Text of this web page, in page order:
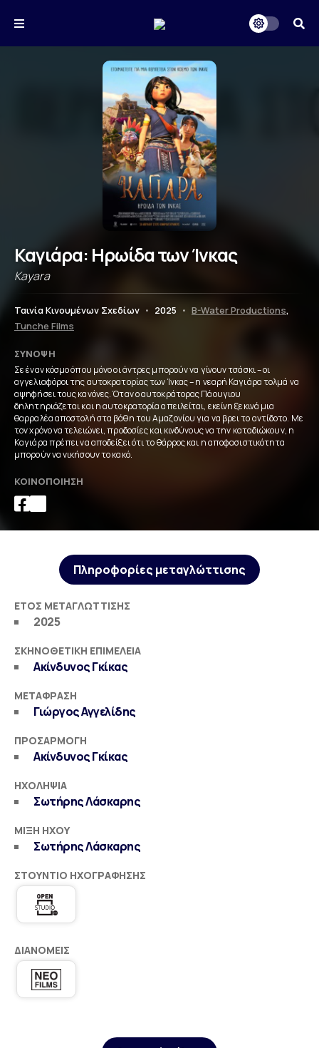
Καγιάρα: Ηρωίδα των Ίνκας
Kayara
Ταινία Κινουμένων Σχεδίων • 2025 • B-Water Productions,
Tunche Films
ΣΎΝΟΨΗ
Σε έναν κόσμο όπου μόνο οι άντρες μπορούν να γίνουν τσάσκι – οι
αγγελιαφόροι της αυτοκρατορίας των Ίνκας – η νεαρή Καγιάρα τολμά να
αψηφήσει τους κανόνες. Όταν ο αυτοκράτορας Πάουγιου
δηλητηριάζεται και η αυτοκρατορία απειλείται, εκείνη ξεκινά μια
θαρραλέα αποστολή στα βάθη του Αμαζονίου για να βρει το αντίδοτο. Με
τον χρόνο να τελειώνει, προδοσίες και κινδύνους να την καταδιώκουν, η
Καγιάρα πρέπει να αποδείξει ότι το θάρρος και η αποφασιστικότητα
μπορούν να νικήσουν το κακό.
ΚΟΙΝΟΠΟΊΗΣΗ
Πληροφορίες μεταγλώττισης
ΈΤΟΣ ΜΕΤΑΓΛΏΤΤΙΣΗΣ
2025
ΣΚΗΝΟΘΕΤΙΚΉ ΕΠΙΜΈΛΕΙΑ
Ακίνδυνος Γκίκας
ΜΕΤΆΦΡΑΣΗ
Γιώργος Αγγελίδης
ΠΡΟΣΑΡΜΟΓΉ
Ακίνδυνος Γκίκας
ΗΧΟΛΗΨΊΑ
Σωτήρης Λάσκαρης
ΜΊΞΗ ΉΧΟΥ
Σωτήρης Λάσκαρης
ΣΤΟΎΝΤΙΟ ΗΧΟΓΡΆΦΗΣΗΣ
ΔΙΑΝΟΜΕΊΣ